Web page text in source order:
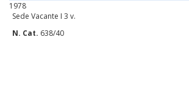
1978
Sede Vacante I 3 v.
N. Cat. 638/40